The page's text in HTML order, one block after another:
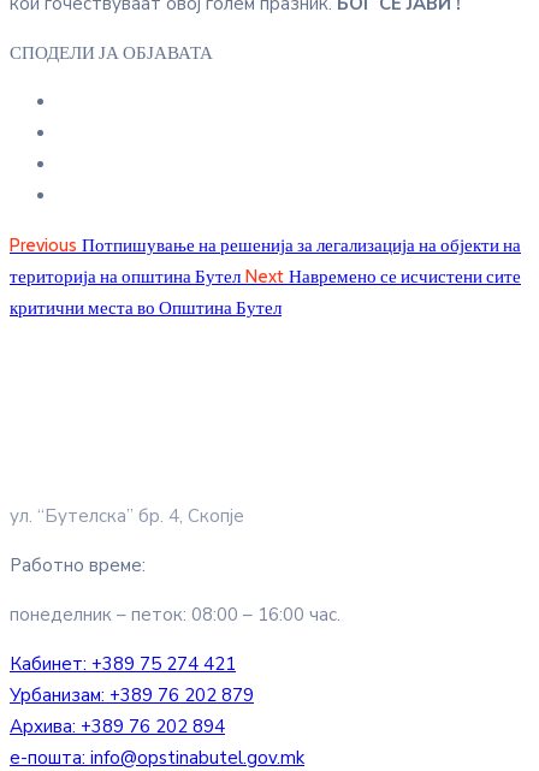
СПОДЕЛИ ЈА ОБЈАВАТА
Previous Потпишување на решенија за легализација на објекти на
територија на општина Бутел Next Навремено се исчистени сите
критични места во Општина Бутел
ул. “Бутелска” бр. 4, Скопје
Работно време:
понеделник – петок: 08:00 – 16:00 час.
Кабинет: +389 75 274 421
Урбанизам: +389 76 202 879
Архива: +389 76 202 894
е-пошта: info@opstinabutel.gov.mk